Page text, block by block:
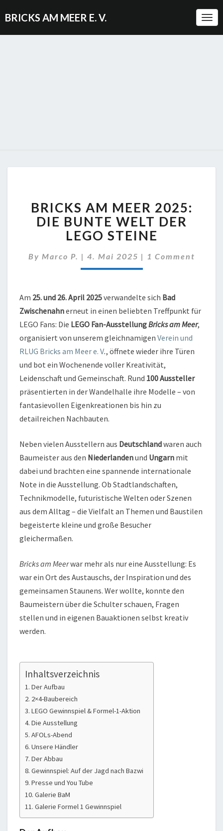
BRICKS AM MEER E. V.
AM
MEER
2025:
DIE
WELT
DER
STEINE
BRICKS AM MEER 2025:
DIE BUNTE WELT DER
LEGO STEINE
By Marco P. | 4. Mai 2025 | Comments
1 Comment
Am 25. und 26. April 2025verwandelte sich Bad
Zwischenahnerneut in einen beliebten Treffpunkt für
LEGO Fans: Die LEGO Fan-AusstellungBricks am Meer,
organisiert von unserem gleichnamigen Verein und
RLUG Bricks am Meer e. V., öffnete wieder ihre Türen
und bot ein Wochenende voller Kreativität,
Leidenschaft und Gemeinschaft. Rund 100 Aussteller
präsentierten in der Wandelhalle ihre Modelle – von
fantasievollen Eigenkreationen bis hin zu
detailreichen Nachbauten.
Neben vielen Ausstellern aus Deutschlandwaren auch
Baumeister aus den Niederlandenund Ungarn mit
dabei und brachten eine spannende internationale
Note in die Ausstellung. Ob Stadtlandschaften,
Technikmodelle, futuristische Welten oder Szenen
aus dem Alltag – die Vielfalt an Themen und Baustilen
begeisterte kleine und große Besucher
gleichermaßen.
Bricks am Meerwar mehr als nur eine Ausstellung: Es
war ein Ort des Austauschs, der Inspiration und des
gemeinsamen Staunens. Wer wollte, konnte den
Baumeistern über die Schulter schauen, Fragen
stellen und in eigenen Bauaktionen selbst kreativ
werden.
Inhaltsverzeichnis
Der Aufbau
2×4-Baubereich
LEGO Gewinnspiel & Formel-1-Aktion
Die Ausstellung
AFOLs-Abend
Unsere Händler
Der Abbau
Gewinnspiel: Auf der Jagd nach Bazwi
Presse und You Tube
Galerie BaM
Galerie Formel 1 Gewinnspiel